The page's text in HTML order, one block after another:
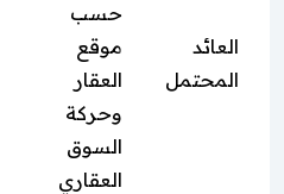
العائد
المحتمل
حسب
موقع
العقار
وحركة
السوق
العقاري